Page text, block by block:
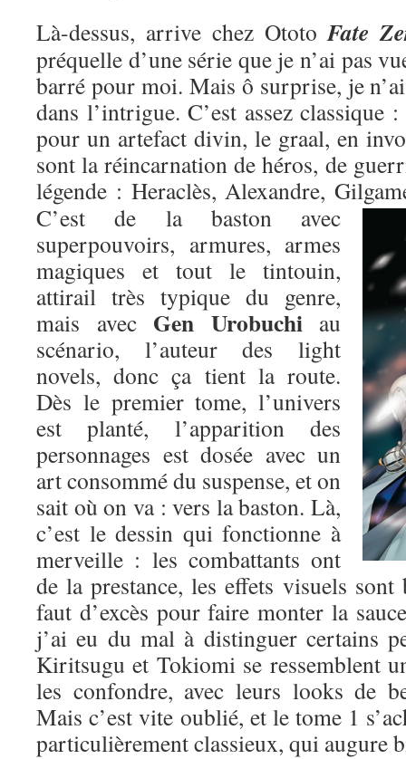
Là-dessus, arrive chez OtotoFate
préquelle d’une série que je n’ai pas
barré pour moi. Mais ô surprise, je
dans l’intrigue. C’est assez classique
pour un artefact divin, le graal, en
sont la réincarnation de héros, de
légende : Heraclès, Alexandre,
C’est de la baston avec
superpouvoirs, armures, armes
magiques et tout le tintouin,
attirail très typique du genre,
mais avec Gen Urobuchiau
scénario, l’auteur des light
novels, donc ça tient la route.
Dès le premier tome, l’univers
est planté, l’apparition des
personnages est dosée avec un
art consommé du suspense, et on
sait où on va : vers la baston. Là,
c’est le dessin qui fonctionne à
merveille : les combattants ont
de la prestance, les effets visuels sont
faut d’excès pour faire monter la
j’ai eu du mal à distinguer certains
Kiritsugu et Tokiomi se ressemblent
les confondre, avec leurs looks de
Mais c’est vite oublié, et le tome 1
particulièrement classieux, qui augure